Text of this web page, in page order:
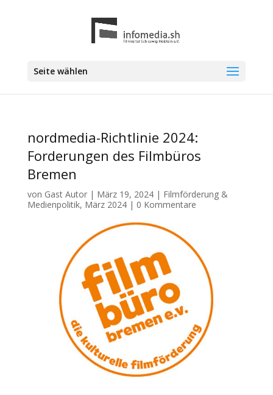
Seite wählen
nordmedia-Richtlinie 2024:
Forderungen des Filmbüros
Bremen
von Gast Autor| März 19, 2024| Filmförderung &
Medienpolitik, März 2024| 0 Kommentare